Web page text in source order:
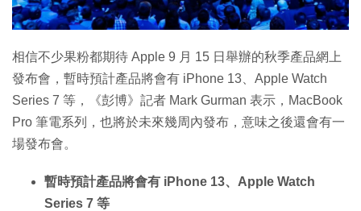
相信不少果粉都期待 Apple 9 月 15 日舉辦的秋季產品網上
發布會，暫時預計產品將會有 iPhone 13、Apple Watch
Series 7 等，《彭博》記者 Mark Gurman 表示，MacBook
Pro 筆電系列，也將於未來幾周內發布，意味之後還會有一
場發布會。
暫時預計產品將會有 iPhone 13、Apple Watch
Series 7 等